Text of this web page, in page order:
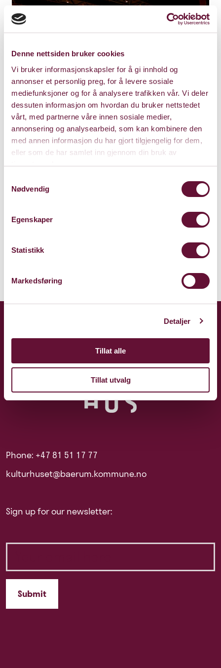
Denne nettsiden bruker cookies
Vi bruker informasjonskapsler for å gi innhold og
annonser et personlig preg, for å levere sosiale
mediefunksjoner og for å analysere trafikken vår. Vi deler
dessuten informasjon om hvordan du bruker nettstedet
vårt, med partnerne våre innen sosiale medier,
annonsering og analysearbeid, som kan kombinere den
med annen informasjon du har gjort tilgjengelig for dem,
eller som de har samlet inn gjennom din bruk av
tjenestene deres.
Nødvendig
Egenskaper
Statistikk
Markedsføring
Detaljer
Tillat alle
Tillat utvalg
Store Sal
Claude Monets allé 27
Phone: +47 81 51 17 77
kulturhuset@baerum.kommune.no
Sign up for our newsletter: